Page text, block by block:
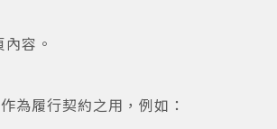
容。
為履行契約之用，例如：